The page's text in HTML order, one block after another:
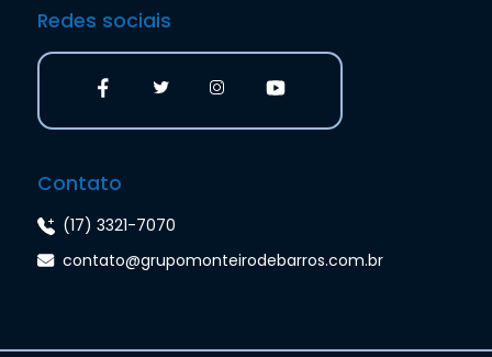
Redes sociais
Contato
(17) 3321-7070
contato@grupomonteirodebarros.com.br